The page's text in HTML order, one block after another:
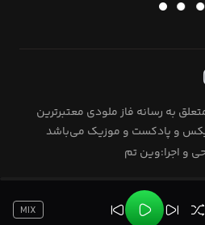
به رسانه فاز ملودی معتبرترین
و پادکست و موزیک می‌باشد
و اجرا:وین تم
MIX